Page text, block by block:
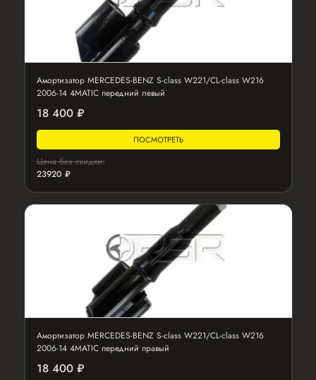
Амортизатор MERCEDES-BENZ S-class W221/CL-class W216
2006-14 4MATIC передний левый
18 400 ₽
ПОСМОТРЕТЬ
Цена без скидки:
23920 ₽
Амортизатор MERCEDES-BENZ S-class W221/CL-class W216
2006-14 4MATIC передний правый
18 400 ₽